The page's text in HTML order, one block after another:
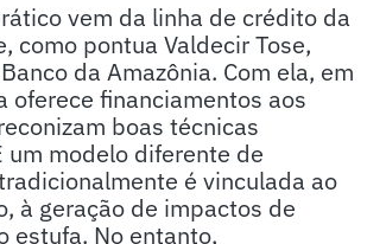
vem da linha de crédito da
como pontua Valdecir Tose,
da Amazônia. Com ela, em
oferece financiamentos aos
boas técnicas
um modelo diferente de
é vinculada ao
à geração de impactos de
estufa. No entanto,